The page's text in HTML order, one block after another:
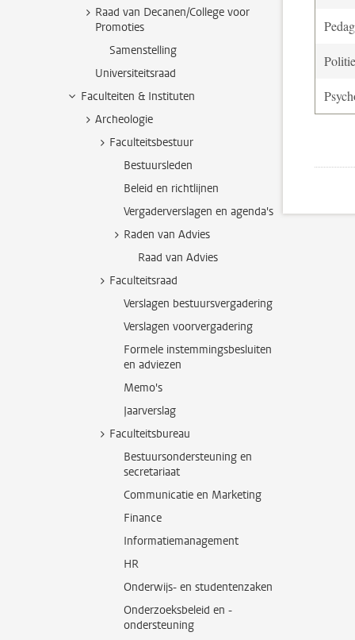
Raad van Decanen/College voor
Promoties
Samenstelling
Universiteitsraad
Faculteiten & Instituten
Archeologie
Faculteitsbestuur
Bestuursleden
Beleid en richtlijnen
Vergaderverslagen en agenda's
Raden van Advies
Raad van Advies
Faculteitsraad
Verslagen bestuursvergadering
Verslagen voorvergadering
Formele instemmingsbesluiten
en adviezen
Memo's
Jaarverslag
Faculteitsbureau
Bestuursondersteuning en
secretariaat
Communicatie en Marketing
Finance
Informatiemanagement
HR
Onderwijs- en studentenzaken
Onderzoeksbeleid en -
ondersteuning